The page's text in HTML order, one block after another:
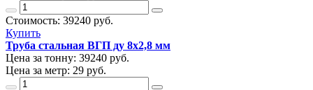
Стоимость: 39240 руб.
Купить
Труба стальная ВГП ду 8х2,8 мм
Цена за тонну: 39240 руб.
Цена за метр: 29 руб.